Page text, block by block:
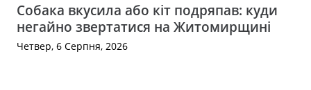
Собака вкусила або кіт подряпав: куди
негайно звертатися на Житомирщині
Четвер, 6 Серпня, 2026